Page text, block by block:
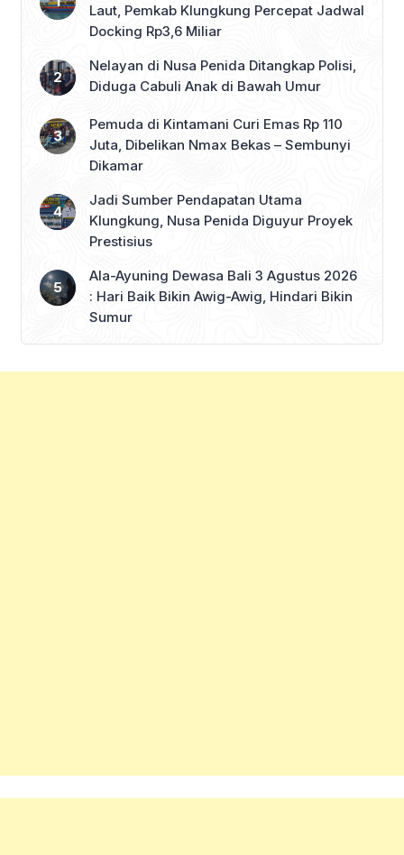
Laut, Pemkab Klungkung Percepat Jadwal
Docking Rp3,6 Miliar
Nelayan di Nusa Penida Ditangkap Polisi,
Diduga Cabuli Anak di Bawah Umur
Pemuda di Kintamani Curi Emas Rp 110
Juta, Dibelikan Nmax Bekas – Sembunyi
Dikamar
Jadi Sumber Pendapatan Utama
Klungkung, Nusa Penida Diguyur Proyek
Prestisius
Ala-Ayuning Dewasa Bali 3 Agustus 2026
: Hari Baik Bikin Awig-Awig, Hindari Bikin
Sumur